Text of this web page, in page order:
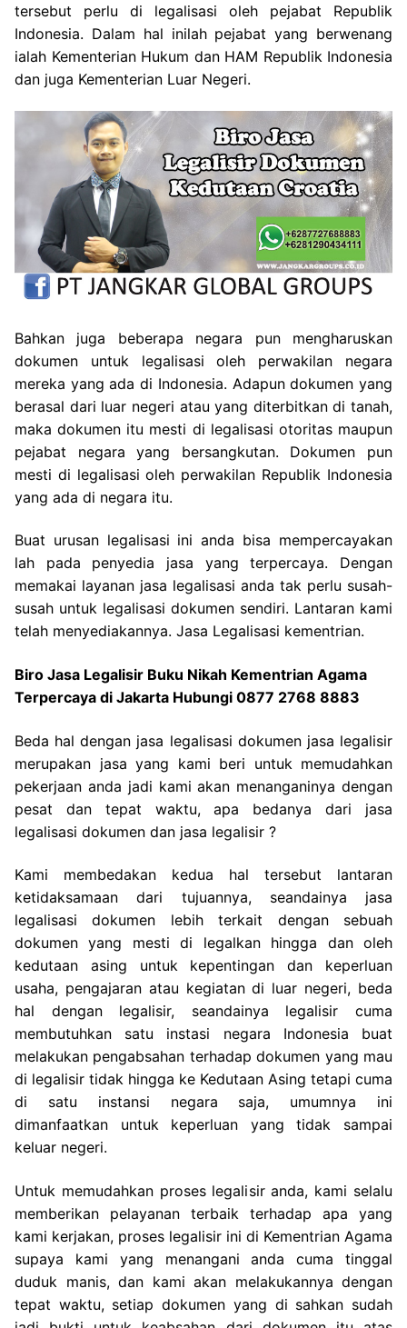
tersebut perlu di legalisasi oleh pejabat Republik
Indonesia. Dalam hal inilah pejabat yang berwenang
ialah Kementerian Hukum dan HAM Republik Indonesia
dan juga Kementerian Luar Negeri.
Bahkan juga beberapa negara pun mengharuskan
dokumen untuk legalisasi oleh perwakilan negara
mereka yang ada di Indonesia. Adapun dokumen yang
berasal dari luar negeri atau yang diterbitkan di tanah,
maka dokumen itu mesti di legalisasi otoritas maupun
pejabat negara yang bersangkutan. Dokumen pun
mesti di legalisasi oleh perwakilan Republik Indonesia
yang ada di negara itu.
Buat urusan legalisasi ini anda bisa mempercayakan
lah pada penyedia jasa yang terpercaya. Dengan
memakai layanan jasa legalisasi anda tak perlu susah-
susah untuk legalisasi dokumen sendiri. Lantaran kami
telah menyediakannya. Jasa Legalisasi kementrian.
Biro Jasa Legalisir Buku Nikah Kementrian Agama
Terpercaya di Jakarta Hubungi 0877 2768 8883
Beda hal dengan jasa legalisasi dokumen jasa legalisir
merupakan jasa yang kami beri untuk memudahkan
pekerjaan anda jadi kami akan menanganinya dengan
pesat dan tepat waktu, apa bedanya dari jasa
legalisasi dokumen dan jasa legalisir ?
Kami membedakan kedua hal tersebut lantaran
ketidaksamaan dari tujuannya, seandainya jasa
legalisasi dokumen lebih terkait dengan sebuah
dokumen yang mesti di legalkan hingga dan oleh
kedutaan asing untuk kepentingan dan keperluan
usaha, pengajaran atau kegiatan di luar negeri, beda
hal dengan legalisir, seandainya legalisir cuma
membutuhkan satu instasi negara Indonesia buat
melakukan pengabsahan terhadap dokumen yang mau
di legalisir tidak hingga ke Kedutaan Asing tetapi cuma
di satu instansi negara saja, umumnya ini
dimanfaatkan untuk keperluan yang tidak sampai
keluar negeri.
Untuk memudahkan proses legalisir anda, kami selalu
memberikan pelayanan terbaik terhadap apa yang
kami kerjakan, proses legalisir ini di Kementrian Agama
supaya kami yang menangani anda cuma tinggal
duduk manis, dan kami akan melakukannya dengan
tepat waktu, setiap dokumen yang di sahkan sudah